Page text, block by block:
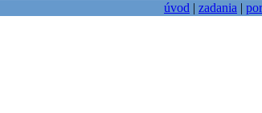
úvod | zadania |